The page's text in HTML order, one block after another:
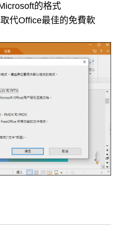
的格式
代Office最佳的免費軟